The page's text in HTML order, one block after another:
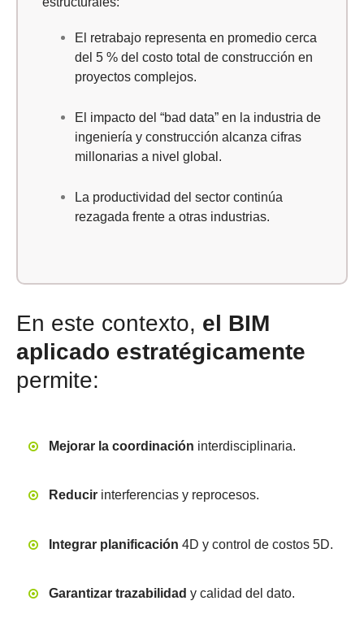
El retrabajo representa en promedio cerca
del 5 % del costo total de construcción en
proyectos complejos.
El impacto de l “bad data” en la industria de
ingeniería y construcción alcanza cifras
millonarias a nivel global.
La productividad del sector continúa
rezagada frente a otras industrias.
En este contexto, el BIM
aplicado estratégicamente
permite:
Mejorar la coordinación interdisciplinaria.
Reducir interferencias y reprocesos.
Integrar planificación 4D y control de costos 5D.
Garantizar trazabilidad y calidad del dato.